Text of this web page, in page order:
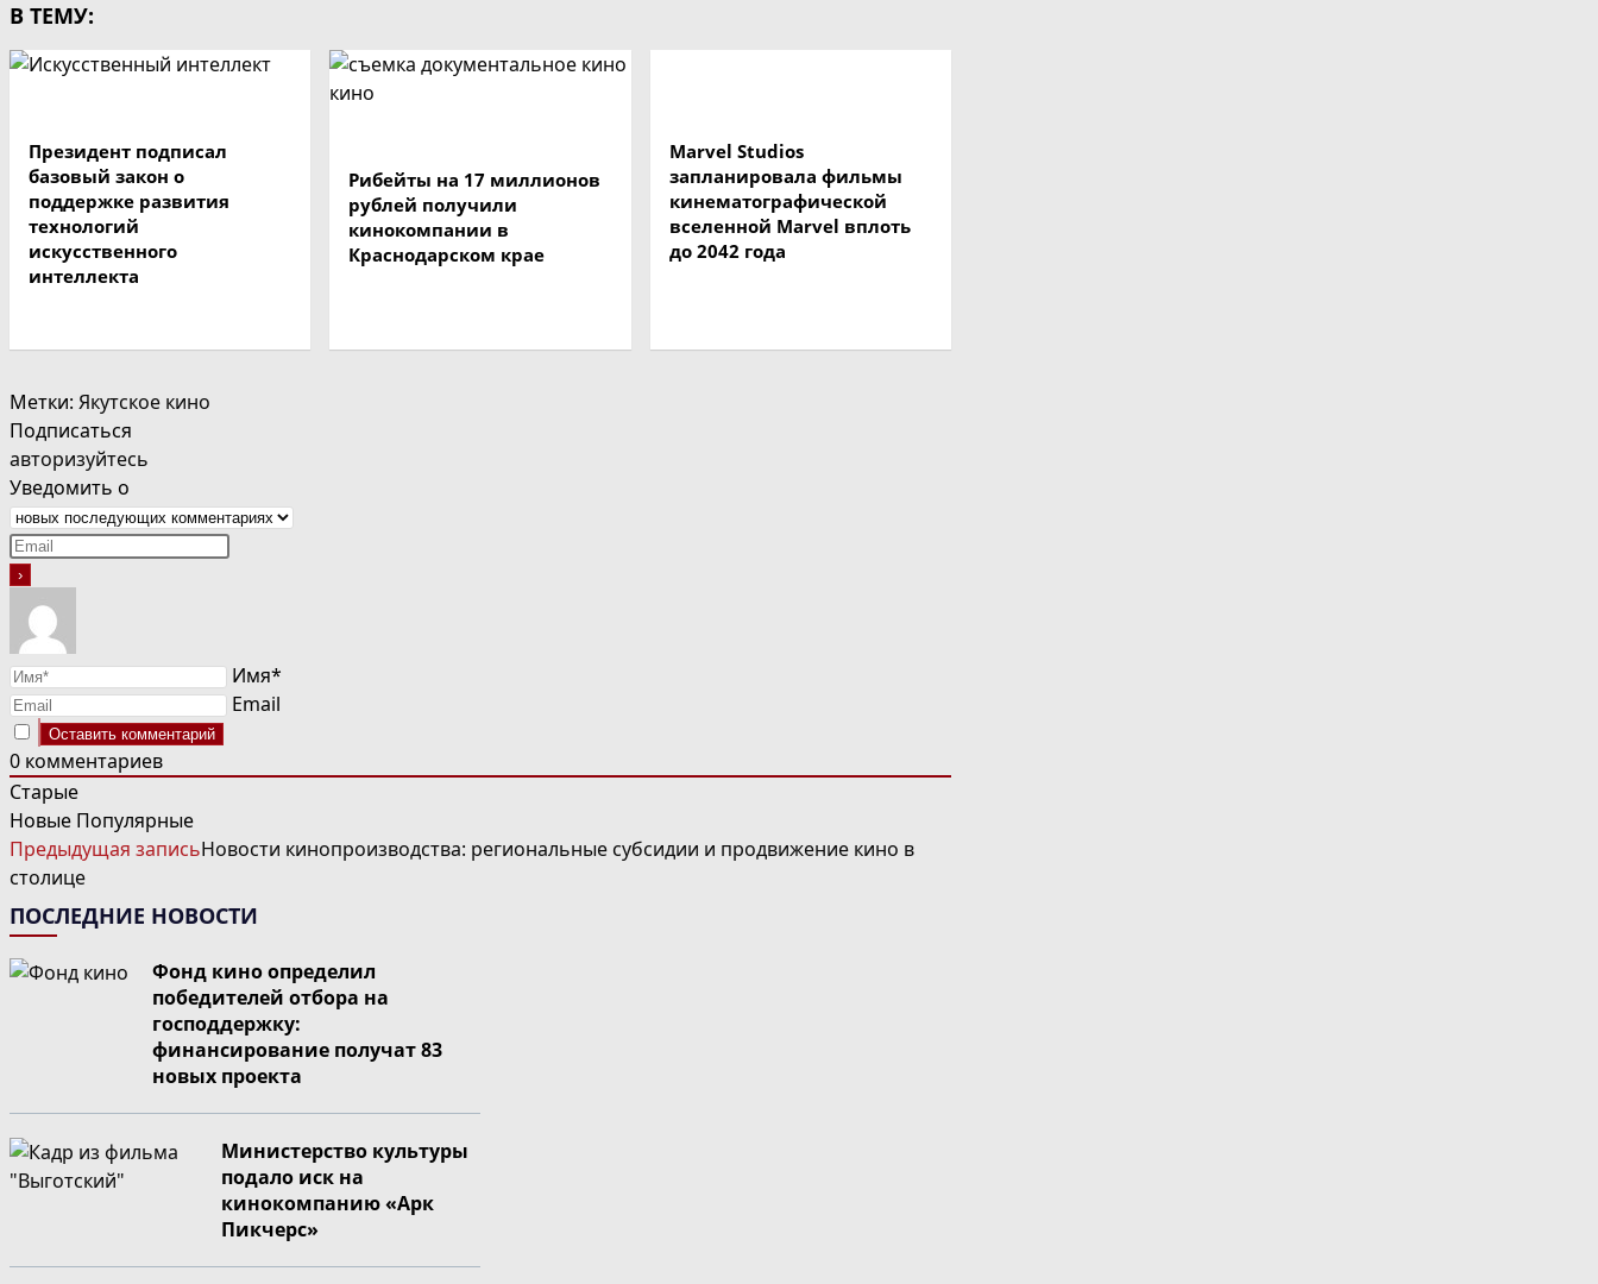
В ТЕМУ:
Президент подписал
базовый закон о
поддержке развития
технологий
искусственного
интеллекта
Рибейты на 17 миллионов
рублей получили
кинокомпании в
Краснодарском крае
Marvel Studios
запланировала фильмы
кинематографической
вселенной Marvel вплоть
до 2042 года
Метки: Якутское кино
Подписаться
авторизуйтесь
Уведомить о
Имя*
Email
0 комментариев
Старые
Новые Популярные
ЧИТАТЬ
ДАЛЕЕ
СТАТЬИ
Предыдущая записьНовости кинопроизводства: региональные субсидии и продвижение кино в
столице
ПОСЛЕДНИЕ НОВОСТИ
Фонд кино определил
победителей отбора на
господдержку:
финансирование получат 83
новых проекта
Министерство культуры
подало иск на
кинокомпанию «Арк
Пикчерс»